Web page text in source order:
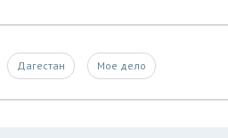
Дагестан Мое дело